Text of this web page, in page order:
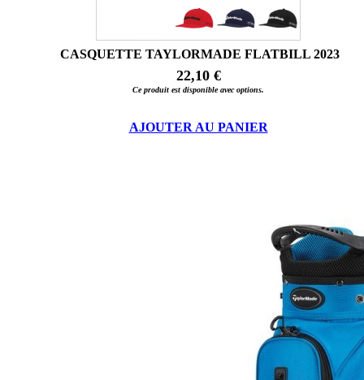
CASQUETTE TAYLORMADE FLATBILL 2023
22,10 €
Ce produit est disponible avec options.
AJOUTER AU PANIER